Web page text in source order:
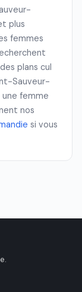
plus
femmes
plans cul
Sauveur-
femme
nos
si vous